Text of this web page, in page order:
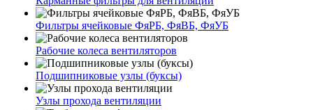
Фильтры ячейковые ФяРБ, ФяВБ, ФяУБ
Рабочие колеса вентиляторов
Подшипниковые узлы (буксы)
Узлы прохода вентиляции